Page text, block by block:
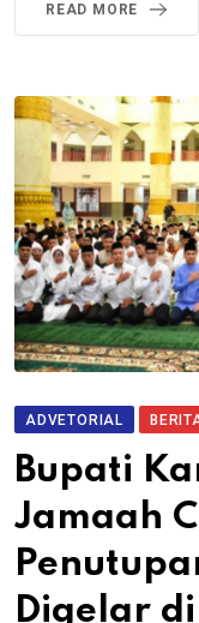
READ MORE
ADVETORIAL
Bupati
Jamaah
Digelar